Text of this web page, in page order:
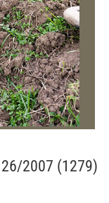
2007 (1279)